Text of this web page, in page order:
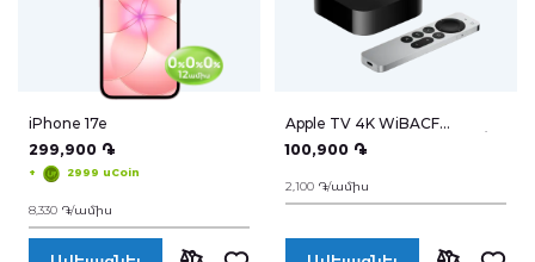
iPhone 17e
299,900 ֏
+ 2999 uCoin
8,330 ֏/ամիս
Apple TV 4K WiBACF
Ethernet 128GB MN893RU/A
100,900 ֏
2,100 ֏/ամիս